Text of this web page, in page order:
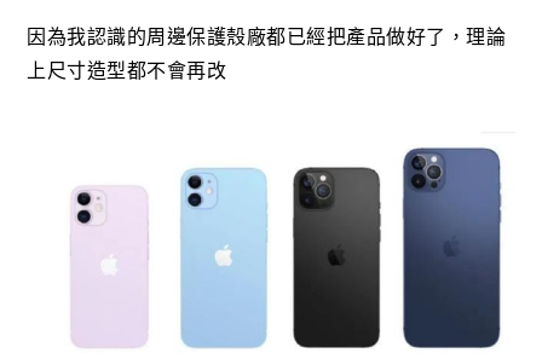
因為我認識的周邊保護殼廠都已經把產品做好了，理論
上尺寸造型都不會再改